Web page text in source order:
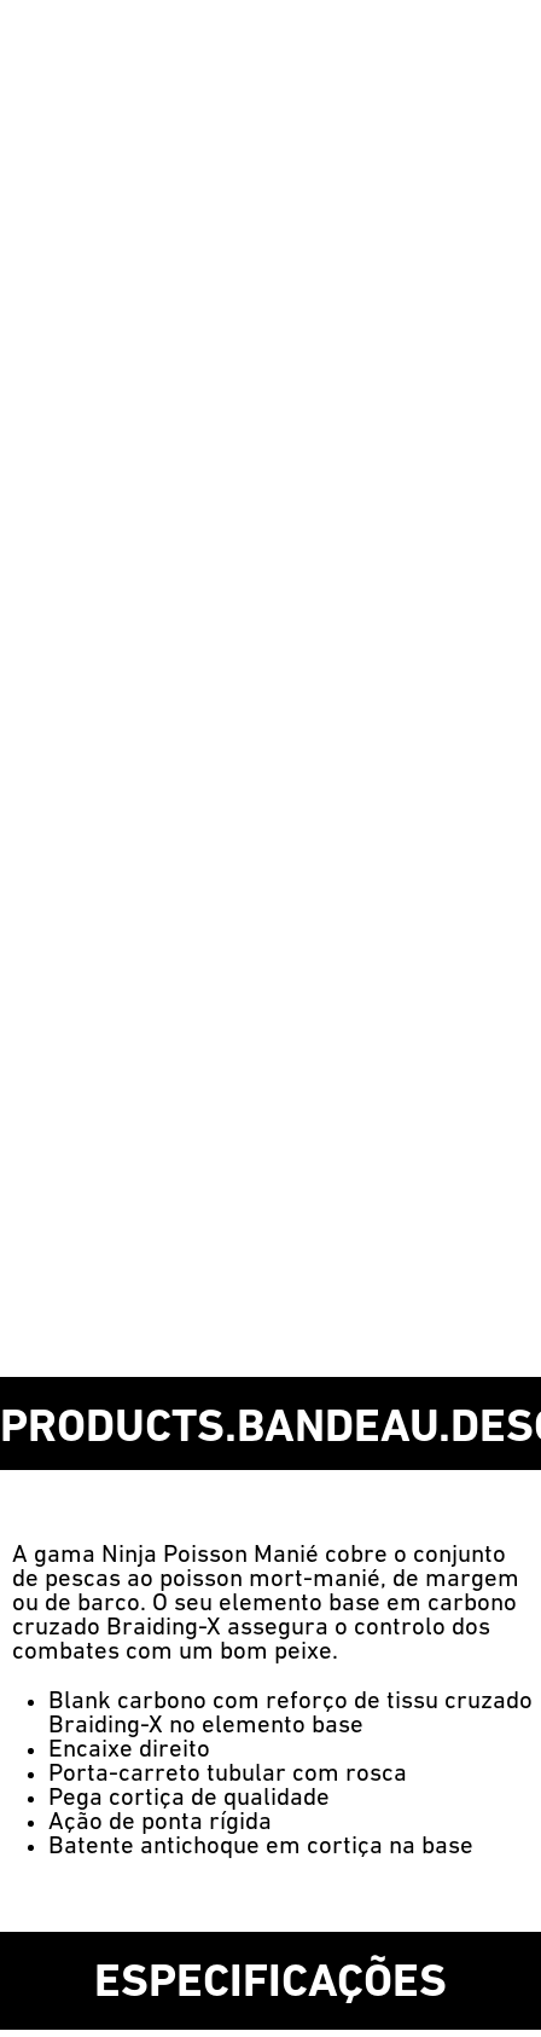
A gama Ninja Poisson Manié cobre o conjunto
de pescas ao poisson mort-manié, de margem
ou de barco. O seu elemento base em carbono
cruzado Braiding-X assegura o controlo dos
combates com um bom peixe.
Blank carbono com reforço de tissu cruzado
Braiding-X no elemento base
Encaixe direito
Porta-carreto tubular com rosca
Pega cortiça de qualidade
Ação de ponta rígida
Batente antichoque em cortiça na base
ESPECIFICAÇÕES